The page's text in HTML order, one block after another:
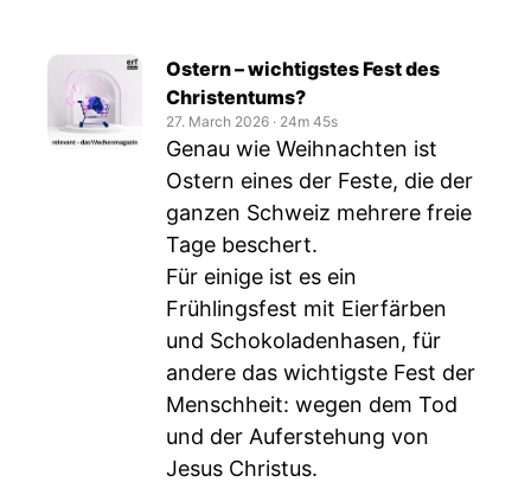
Ostern – wichtigstes Fest des
Christentums?
27. March 2026 ‧ 24m 45s
Genau wie Weihnachten ist
Ostern eines der Feste, die der
ganzen Schweiz mehrere freie
Tage beschert.
Für einige ist es ein
Frühlingsfest mit Eierfärben
und Schokoladenhasen, für
andere das wichtigste Fest der
Menschheit: wegen dem Tod
und der Auferstehung von
Jesus Christus.